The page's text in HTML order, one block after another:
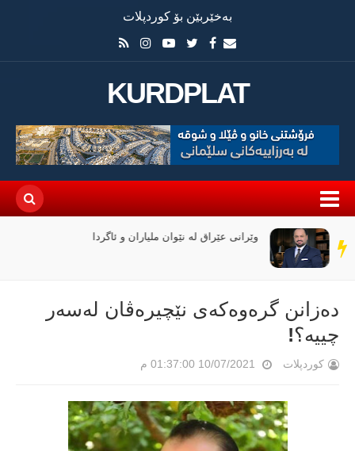
بەخێربێن بۆ کوردپلات
KURDPLAT
سەر
دێڕ
وێرانی عێراق لە نێوان ملیاران و ئاگردا
دەزانن گرەوەکەی نێچیرەڤان لەسەر
چییە؟!
کوردپلات 10/07/2021 01:37:00 م